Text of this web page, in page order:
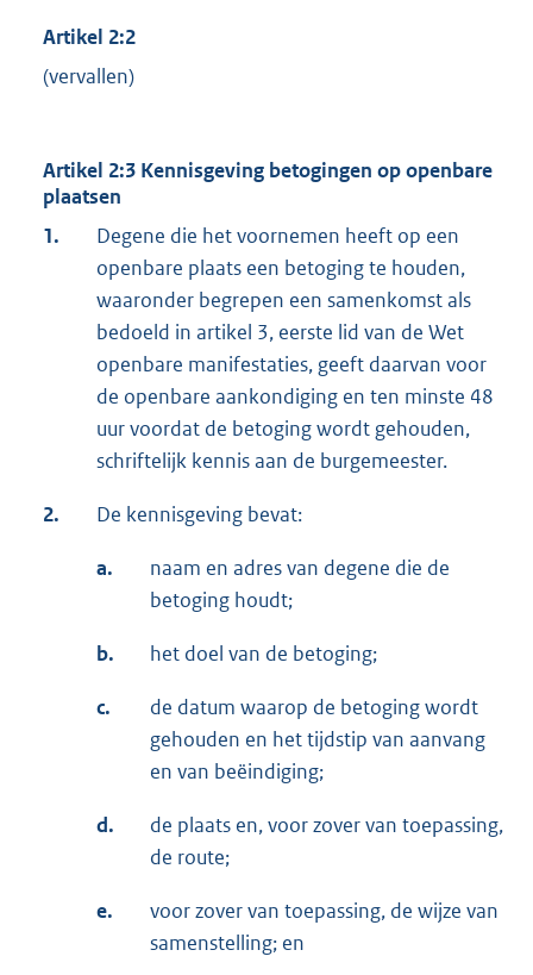
Artikel 2:2
(vervallen)
Artikel 2:3 Kennisgeving betogingen op openbare
plaatsen
1.
Degene die het voornemen heeft op een
openbare plaats een betoging te houden,
waaronder begrepen een samenkomst als
bedoeld in artikel 3, eerste lid van de Wet
openbare manifestaties, geeft daarvan voor
de openbare aankondiging en ten minste 48
uur voordat de betoging wordt gehouden,
schriftelijk kennis aan de burgemeester.
2. De kennisgeving bevat:
a.
naam en adres van degene die de
betoging houdt;
b. het doel van de betoging;
c.
de datum waarop de betoging wordt
gehouden en het tijdstip van aanvang
en van beëindiging;
d.
de plaats en, voor zover van toepassing,
de route;
e.
voor zover van toepassing, de wijze van
samenstelling; en